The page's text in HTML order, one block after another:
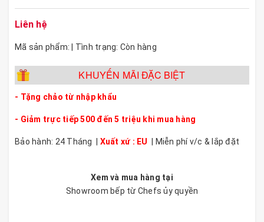
Liên hệ
Mã sản phẩm: | Tình trạng: Còn hàng
KHUYẾN MÃI ĐẶC BIỆT
- Tặng chảo từ nhập khẩu
- Giảm trực tiếp 500 đến 5 triệu khi mua hàng
Bảo hành: 24 Tháng | Xuất xứ : EU | Miễn phí v/c & lắp đặt
Xem và mua hàng tại
Showroom bếp từ Chefs ủy quyền